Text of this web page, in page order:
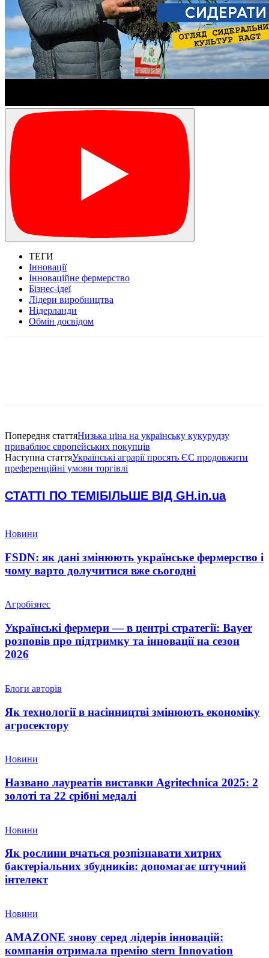
ТЕГИ
Інновації
Інноваційне фермерство
Бізнес-ідеї
Лідери виробництва
Нідерланди
Обмін досвідом
Попередня статтяНизька ціна на українську кукурудзу
приваблює європейських покупців
Наступна статтяУкраїнські аграрії просять ЄС продовжити
преференційні умови торгівлі
СТАТТІ ПО ТЕМІБІЛЬШЕ ВІД GH.in.ua
Новини
FSDN: як дані змінюють українське фермерство і
чому варто долучитися вже сьогодні
Агробізнес
Українські фермери — в центрі стратегії: Bayer
розповів про підтримку та інновації на сезон
2026
Блоги авторів
Як технології в насінництві змінюють економіку
агросектору
Новини
Названо лауреатів виставки Agritechnica 2025: 2
золоті та 22 срібні медалі
Новини
Як рослини вчаться розпізнавати хитрих
бактеріальних збудників: допомагає штучний
інтелект
Новини
AMAZONE знову серед лідерів інновацій:
компанія отримала премію stern Innovation